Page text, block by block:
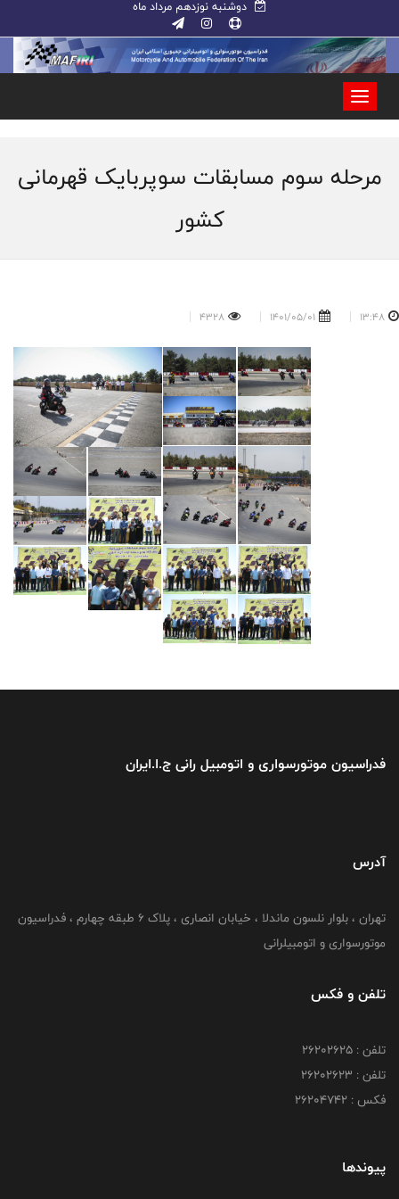
دوشنبه نوزدهم مرداد ماه
مرحله سوم مسابقات سوپربایک قهرمانی
کشور
13:48
1401/05/01
4328
فدراسیون موتورسواری و اتومبیل رانی ج.ا.ایران
آدرس
تهران ، بلوار نلسون ماندلا ، خیابان انصاری ، پلاک ۶ طبقه چهارم ، فدراسیون
موتورسواری و اتومبیلرانی
تلفن و فکس
تلفن : ۲۶۲۰۲۶۲۵
تلفن : ۲۶۲۰۲۶۲۳
فکس : ۲۶۲۰۴۷۴۲
پیوندها